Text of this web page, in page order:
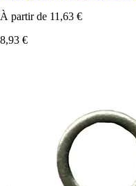
À partir de 11,63 €
8,93 €